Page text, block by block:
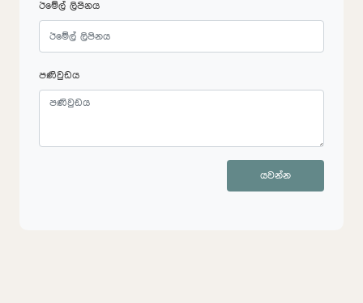
ඊමේල් ලිපිනය
පණිවුඩය
යවන්න